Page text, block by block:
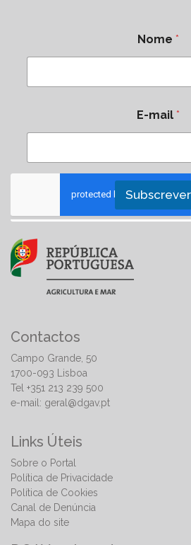
Nome *
E-mail *
Subscrever
Contactos
Campo Grande, 50
1700-093 Lisboa
Tel +351 213 239 500
e-mail: geral@dgav.pt
Links Úteis
Sobre o Portal
Política de Privacidade
Política de Cookies
Canal de Denúncia
Mapa do site